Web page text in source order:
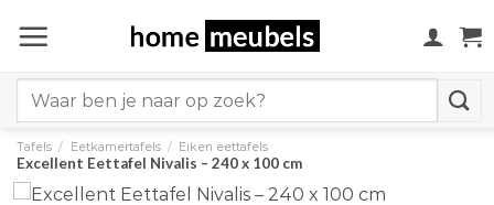
naar
for:
Tafels / Eetkamertafels / Eiken eettafels
Excellent Eettafel Nivalis – 240 x 100 cm